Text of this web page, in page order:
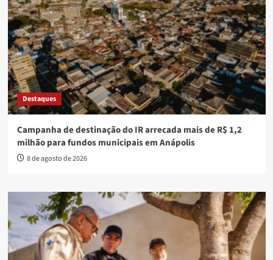
Destaques
Campanha de destinação do IR arrecada mais de R$ 1,2
milhão para fundos municipais em Anápolis
8 de agosto de 2026